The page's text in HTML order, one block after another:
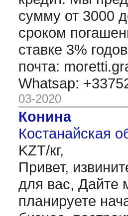
сумму от 3000
сроком
ставке 3%
почта:
Whatsap:
03-2020
Конина
Костанайская
KZT/кг,
Привет,
для вас, Дайте
планируете